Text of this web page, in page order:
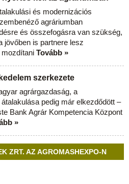
és modernizációs
agráriumban
és összefogásra van szükség,
jövőben is partnere lesz
Tovább »
szerkezete
agrárgazdaság, a
pedig már elkezdődött –
Bank Agrár Kompetencia Központ
»
ZRT. AZ AGROMASHEXPO-N